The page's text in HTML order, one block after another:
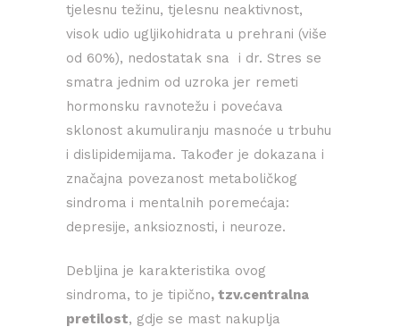
tjelesnu težinu, tjelesnu neaktivnost,
visok udio ugljikohidrata u prehrani (više
od 60%), nedostatak sna i dr. Stres se
smatra jednim od uzroka jer remeti
hormonsku ravnotežu i povećava
sklonost akumuliranju masnoće u trbuhu
i dislipidemijama. Također je dokazana i
značajna povezanost metaboličkog
sindroma i mentalnih poremećaja:
depresije, anksioznosti, i neuroze.
Debljina je karakteristika ovog
sindroma, to je tipično, tzv.centralna
pretilost, gdje se mast nakuplja